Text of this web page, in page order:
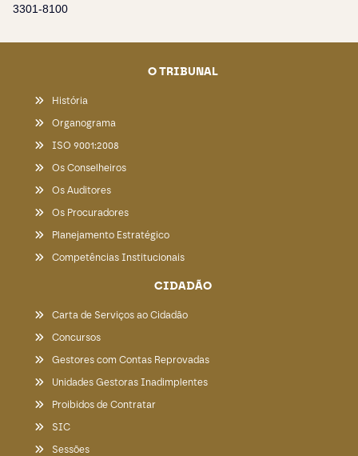
3301-8100
O TRIBUNAL
História
Organograma
ISO 9001:2008
Os Conselheiros
Os Auditores
Os Procuradores
Planejamento Estratégico
Competências Institucionais
CIDADÃO
Carta de Serviços ao Cidadão
Concursos
Gestores com Contas Reprovadas
Unidades Gestoras Inadimplentes
Proibidos de Contratar
SIC
Sessões